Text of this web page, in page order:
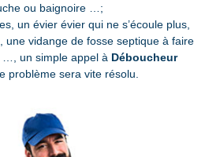
ou baignoire …;
un évier évier qui ne s’écoule plus,
une vidange de fosse septique à faire
…, un simple appel à Déboucheur
problème sera vite résolu.